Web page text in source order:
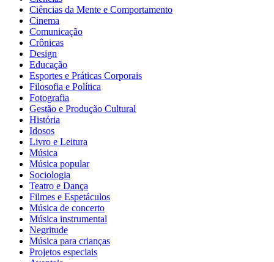
Ciências da Mente e Comportamento
Cinema
Comunicação
Crônicas
Design
Educação
Esportes e Práticas Corporais
Filosofia e Política
Fotografia
Gestão e Produção Cultural
História
Idosos
Livro e Leitura
Música
Música popular
Sociologia
Teatro e Dança
Filmes e Espetáculos
Música de concerto
Música instrumental
Negritude
Música para crianças
Projetos especiais